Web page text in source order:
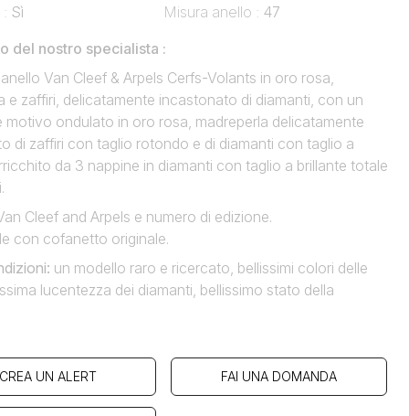
Sì
Misura anello : 47
del nostro specialista :
Van Cleef & Arpels Cerfs-Volants in oro rosa,
e zaffiri, delicatamente incastonato di diamanti, con un
motivo ondulato in oro rosa, madreperla delicatamente
di zaffiri con taglio rotondo e di diamanti con taglio a
da 3 nappine in diamanti con taglio a brillante totale
Cleef and Arpels e numero di edizione.
con cofanetto originale.
un modello raro e ricercato, bellissimi colori delle
lucentezza dei diamanti, bellissimo stato della
CREA UN ALERT FAI UNA DOMANDA